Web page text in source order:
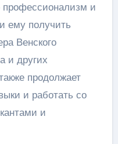
профессионализм и
ему получить
Венского
и других
продолжает
и работать со
и